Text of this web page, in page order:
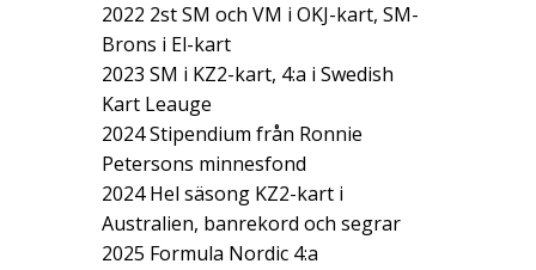
2022 2st SM och VM i OKJ-kart, SM-
Brons i El-kart
2023 SM i KZ2-kart, 4:a i Swedish
Kart Leauge
2024 Stipendium från Ronnie
Petersons minnesfond
2024 Hel säsong KZ2-kart i
Australien, banrekord och segrar
2025 Formula Nordic 4:a